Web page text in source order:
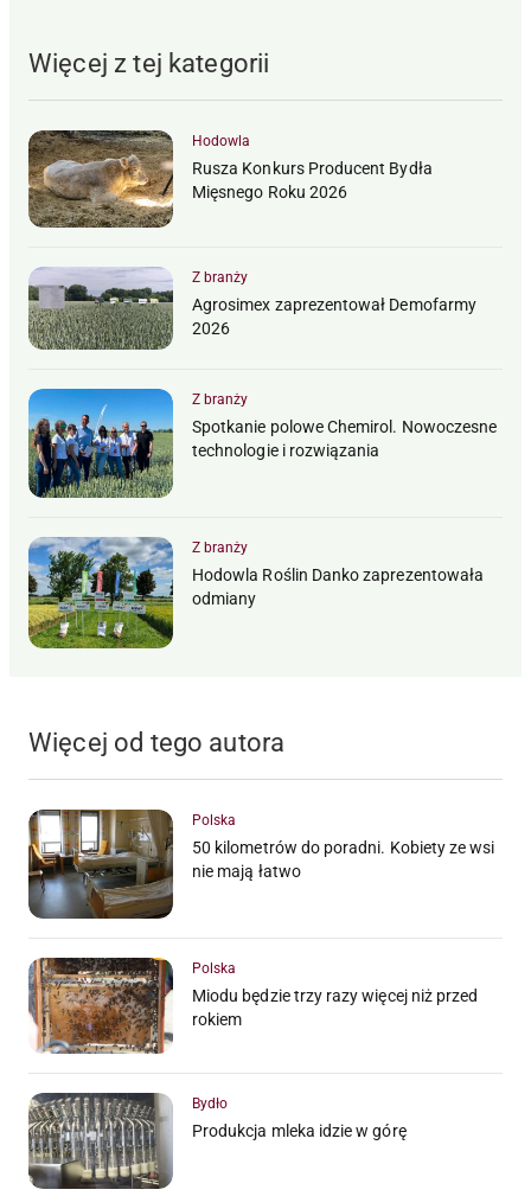
Więcej z tej kategorii
Hodowla
Rusza Konkurs Producent Bydła
Mięsnego Roku 2026
Z branży
Agrosimex zaprezentował Demofarmy
2026
Z branży
Spotkanie polowe Chemirol. Nowoczesne
technologie i rozwiązania
Z branży
Hodowla Roślin Danko zaprezentowała
odmiany
Więcej od tego autora
Polska
50 kilometrów do poradni. Kobiety ze wsi
nie mają łatwo
Polska
Miodu będzie trzy razy więcej niż przed
rokiem
Bydło
Produkcja mleka idzie w górę